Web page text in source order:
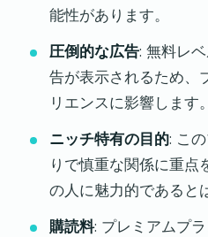
能性があります。
圧倒的な広告: 無料レ
告が表示されるため、
リエンスに影響します。
ニッチ特有の目的: こ
りで慎重な関係に重点
の人に魅力的であると
購読料: プレミアムプ